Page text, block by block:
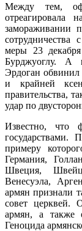
Между тем,
отреагировала
замораживании
меры 23
Бурджуоглу. А
Эрдоган
и крайней
правительства,
удар по
Известно, что
государствами.
примеру
Германия,
Швеция,
Венесуэла,
армян признали
совет церквей.
армян, а также
Геноцида